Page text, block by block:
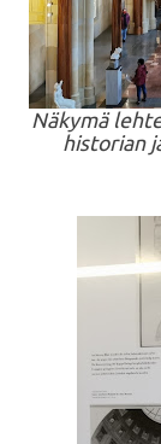
Näkymä
historian